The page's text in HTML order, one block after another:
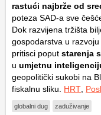
rastući najbrže od
poteza SAD-a sve
Dok razvijena tržišta
gospodarstva u
pritisci poput starenja
u umjetnu
geopolitički sukobi na
fiskalnu sliku. HRT,
globalni dug zaduživanje